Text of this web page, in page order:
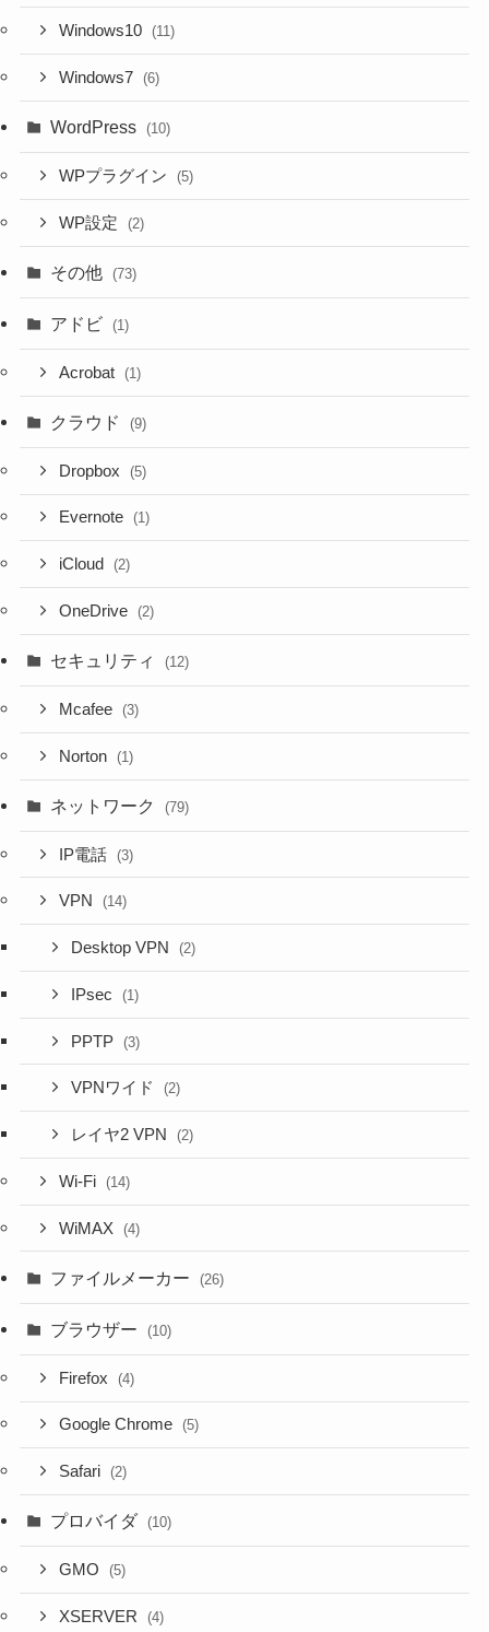
Windows10 (11)
Windows7 (6)
WordPress (10)
WPプラグイン (5)
WP設定 (2)
その他 (73)
アドビ (1)
Acrobat (1)
クラウド (9)
Dropbox (5)
Evernote (1)
iCloud (2)
OneDrive (2)
セキュリティ (12)
Mcafee (3)
Norton (1)
ネットワーク (79)
IP電話 (3)
VPN (14)
Desktop VPN (2)
IPsec (1)
PPTP (3)
VPNワイド (2)
レイヤ2 VPN (2)
Wi-Fi (14)
WiMAX (4)
ファイルメーカー (26)
ブラウザー (10)
Firefox (4)
Google Chrome (5)
Safari (2)
プロバイダ (10)
GMO (5)
XSERVER (4)